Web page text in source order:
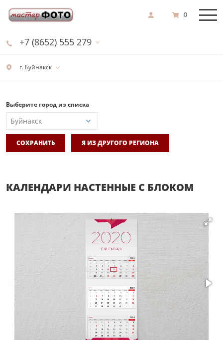
г. Буйнакск
+7 (8652) 555 279
0
Выберите город из списка
СОХРАНИТЬ Я ИЗ ДРУГОГО РЕГИОНА
КАЛЕНДАРИ НАСТЕННЫЕ С БЛОКОМ